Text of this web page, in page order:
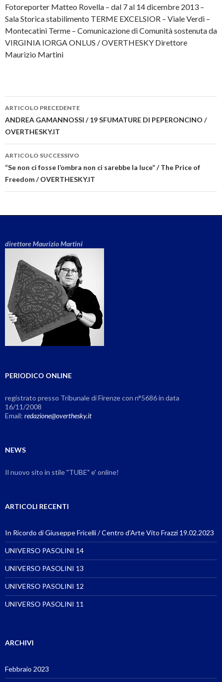
Fotoreporter Matteo Rovella – dal 7 al 14 dicembre 2013 –
Sala Storica stabilimento TERME EXCELSIOR – Viale Verdi –
Montecatini Terme – Comunicazione di Comunità sostenuta da
VIRGINIA IORGA ONLUS / OVERTHESKY Direttore
Maurizio Martini
Navigazione articolo
ARTICOLO PRECEDENTE
ANDREA GAMANNOSSI / 19 SFUMATURE DI PEPERONCINO /
OVERTHESKY.IT
ARTICOLO SUCCESSIVO
“Se non ci fosse l’ombra non ci sarebbe la luce” / The Price of
Freedom / OVERTHESKY.IT
direttore Maurizio Martini
PERIODICO ONLINE
registrato presso Tribunale di Firenze con n°5686 in data
16/11/2008
Email: redazione@overthesky.it
NEWS
Il nuovo sito in stile "TUBE" e' online!
ARTICOLI RECENTI
In Ricordo di Giuseppe Fricelli / Centro d’Arte Vito Frazzi 19.02.2023
UNIVERSO PASOLINI 14
UNIVERSO PASOLINI 13
UNIVERSO PASOLINI 12
UNIVERSO PASOLINI 11
ARCHIVI
Febbraio 2023